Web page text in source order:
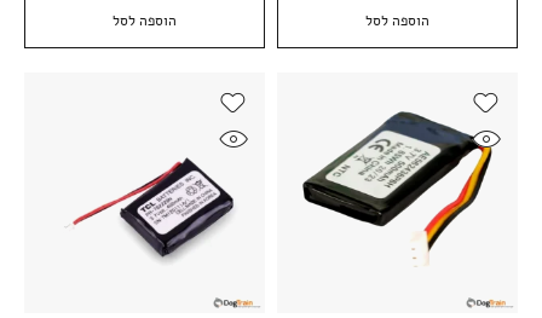
הוספה לסל הוספה לסל